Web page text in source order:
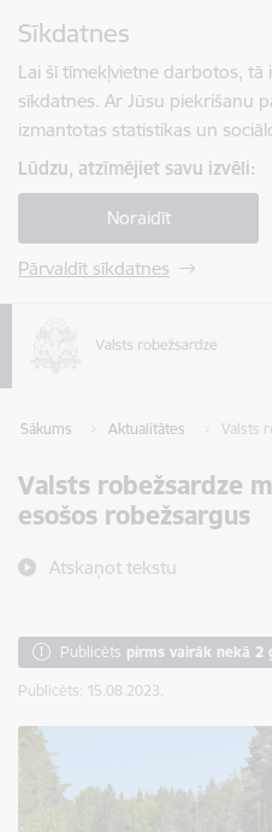
Sīkdatnes
Lai šī tīmekļvietne darbotos, tā
sīkdatnes. Ar Jūsu piekrišanu
izmantotas statistikas un
Lūdzu, atzīmējiet savu izvēli:
Noraidīt
Pārvaldīt sīkdatnes
Sākums Aktualitātes Valsts
Valsts robežsardze
esošos robežsargus
Atskaņot tekstu
Publicēts pirms vairāk nekā 2
Publicēts: 15.08.2023.